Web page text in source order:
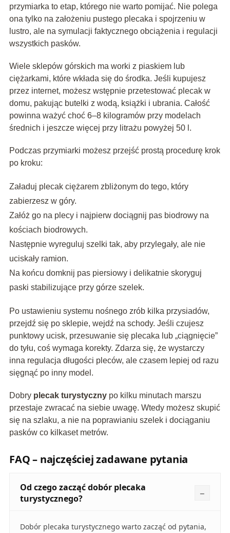
przymiarka to etap, którego nie warto pomijać. Nie polega
ona tylko na założeniu pustego plecaka i spojrzeniu w
lustro, ale na symulacji faktycznego obciążenia i regulacji
wszystkich pasków.
Wiele sklepów górskich ma worki z piaskiem lub
ciężarkami, które wkłada się do środka. Jeśli kupujesz
przez internet, możesz wstępnie przetestować plecak w
domu, pakując butelki z wodą, książki i ubrania. Całość
powinna ważyć choć 6–8 kilogramów przy modelach
średnich i jeszcze więcej przy litrażu powyżej 50 l.
Podczas przymiarki możesz przejść prostą procedurę krok
po kroku:
Załaduj plecak ciężarem zbliżonym do tego, który
zabierzesz w góry.
Załóż go na plecy i najpierw dociągnij pas biodrowy na
kościach biodrowych.
Następnie wyreguluj szelki tak, aby przylegały, ale nie
uciskały ramion.
Na końcu domknij pas piersiowy i delikatnie skoryguj
paski stabilizujące przy górze szelek.
Po ustawieniu systemu nośnego zrób kilka przysiadów,
przejdź się po sklepie, wejdź na schody. Jeśli czujesz
punktowy ucisk, przesuwanie się plecaka lub „ciągnięcie”
do tyłu, coś wymaga korekty. Zdarza się, że wystarczy
inna regulacja długości pleców, ale czasem lepiej od razu
sięgnąć po inny model.
Dobry plecak turystycznypo kilku minutach marszu
przestaje zwracać na siebie uwagę. Wtedy możesz skupić
się na szlaku, a nie na poprawianiu szelek i dociąganiu
pasków co kilkaset metrów.
FAQ – najczęściej zadawane pytania
Od czego zacząć dobór plecaka
turystycznego?
Dobór plecaka turystycznego warto zacząć od pytania,